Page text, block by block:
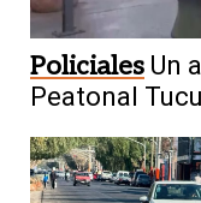
Policiales Un
Peatonal